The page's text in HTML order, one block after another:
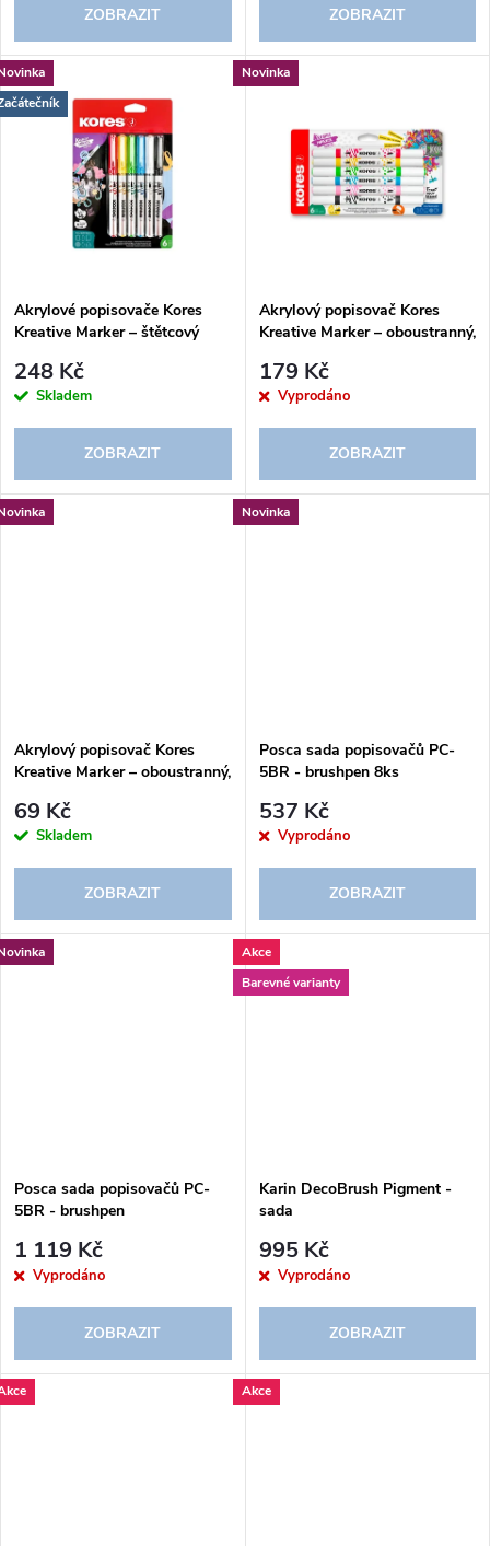
d
u
d
u
ů
ZOBRAZIT ZOBRAZIT
Akrylové popisovače Kores
Kreative Marker – štětcový
248 Kč
Skladem
ZOBRAZIT
Novinka
Akrylový popisovač Kores
Kreative Marker – oboustranný,
179 Kč
Vyprodáno
ZOBRAZIT
Akrylový popisovač Kores
Kreative Marker – oboustranný,
69 Kč
Skladem
ZOBRAZIT
Novinka
Posca sada popisovačů PC-
5BR - brushpen 8ks
537 Kč
Vyprodáno
ZOBRAZIT
Posca sada popisovačů PC-
5BR - brushpen
1 119 Kč
Vyprodáno
ZOBRAZIT
Akce
Barevné varianty
Karin DecoBrush Pigment -
sada
995 Kč
Vyprodáno
ZOBRAZIT
Akce